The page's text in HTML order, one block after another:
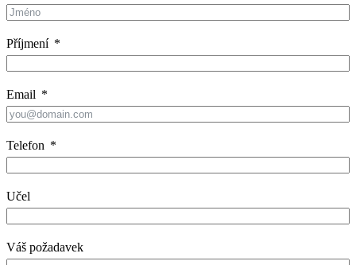
Příjmení
Email
Telefon
Učel
Váš požadavek